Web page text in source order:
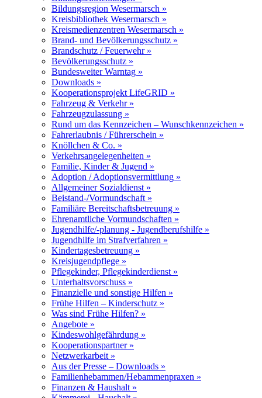
Bildungsregion Wesermarsch »
Kreisbibliothek Wesermarsch »
Kreismedienzentren Wesermarsch »
Brand- und Bevölkerungsschutz »
Brandschutz / Feuerwehr »
Bevölkerungsschutz »
Bundesweiter Warntag »
Downloads »
Kooperationsprojekt LifeGRID »
Fahrzeug & Verkehr »
Fahrzeugzulassung »
Rund um das Kennzeichen – Wunschkennzeichen »
Fahrerlaubnis / Führerschein »
Knöllchen & Co. »
Verkehrsangelegenheiten »
Familie, Kinder & Jugend »
Adoption / Adoptionsvermittlung »
Allgemeiner Sozialdienst »
Beistand-/Vormundschaft »
Familiäre Bereitschaftsbetreuung »
Ehrenamtliche Vormundschaften »
Jugendhilfe/-planung - Jugendberufshilfe »
Jugendhilfe im Strafverfahren »
Kindertagesbetreuung »
Kreisjugendpflege »
Pflegekinder, Pflegekinderdienst »
Unterhaltsvorschuss »
Finanzielle und sonstige Hilfen »
Frühe Hilfen – Kinderschutz »
Was sind Frühe Hilfen? »
Angebote »
Kindeswohlgefährdung »
Kooperationspartner »
Netzwerkarbeit »
Aus der Presse – Downloads »
Familienhebammen/Hebammenpraxen »
Finanzen & Haushalt »